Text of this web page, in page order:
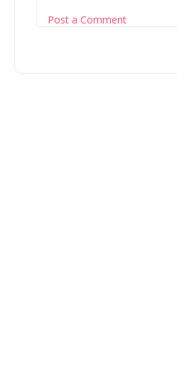
Post a Comment